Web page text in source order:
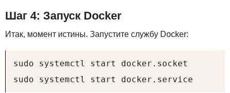
Шаг 4: Запуск Docker
Итак, момент истины. Запустите службу Docker:
sudo systemctl start docker.socket
sudo systemctl start docker.service